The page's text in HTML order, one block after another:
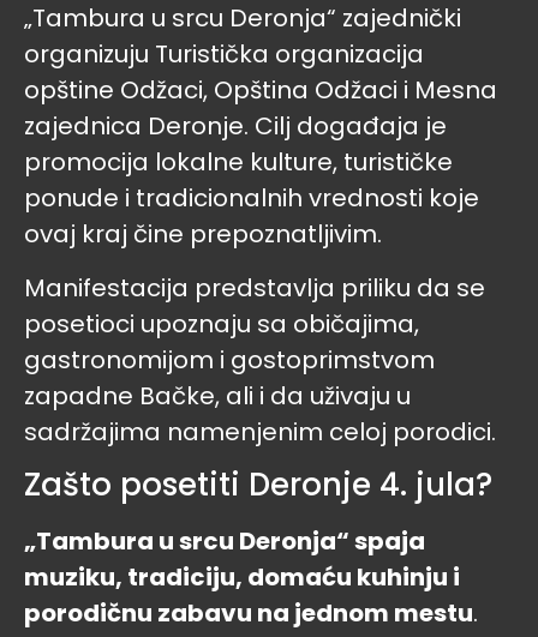
„Tambura u srcu Deronja“ zajednički
organizuju Turistička organizacija
opštine Odžaci, Opština Odžaci i Mesna
zajednica Deronje. Cilj događaja je
promocija lokalne kulture, turističke
ponude i tradicionalnih vrednosti koje
ovaj kraj čine prepoznatljivim.
Manifestacija predstavlja priliku da se
posetioci upoznaju sa običajima,
gastronomijom i gostoprimstvom
zapadne Bačke, ali i da uživaju u
sadržajima namenjenim celoj porodici.
Zašto posetiti Deronje 4. jula?
„Tambura u srcu Deronja“ spaja
muziku, tradiciju, domaću kuhinju i
porodičnu zabavu na jednom mestu.